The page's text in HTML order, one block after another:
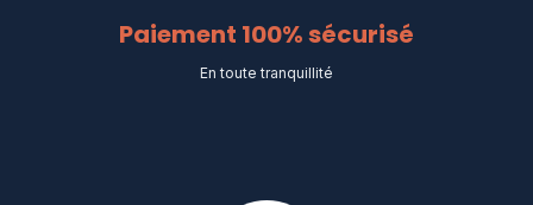
Paiement 100% sécurisé
En toute tranquillité